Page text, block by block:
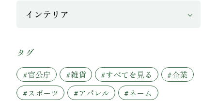
インテリア
タグ
#官公庁 #雑貨 #すべてを見る
#企業
#スポーツ
#アパレル
#ネーム